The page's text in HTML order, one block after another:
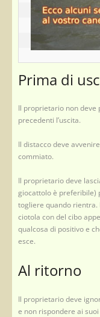
Prima di
Il proprietario non deve
precedenti l’uscita.
Il distacco deve
commiato.
Il proprietario deve
giocattolo è preferibile)
togliere quando rientra.
ciotola con del cibo
qualcosa di positivo e
esce.
Al ritorno
Il proprietario deve
e non rispondere ai